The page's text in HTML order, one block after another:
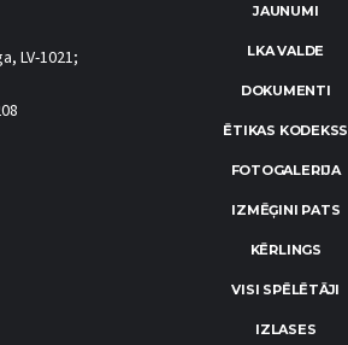
LV-1021;
JAUNUMI
LKA VALDE
DOKUMENTI
ĒTIKAS KODEKSS
FOTOGALERIJA
IZMĒĢINI PATS
KĒRLINGS
VISI SPĒLĒTĀJI
IZLASES